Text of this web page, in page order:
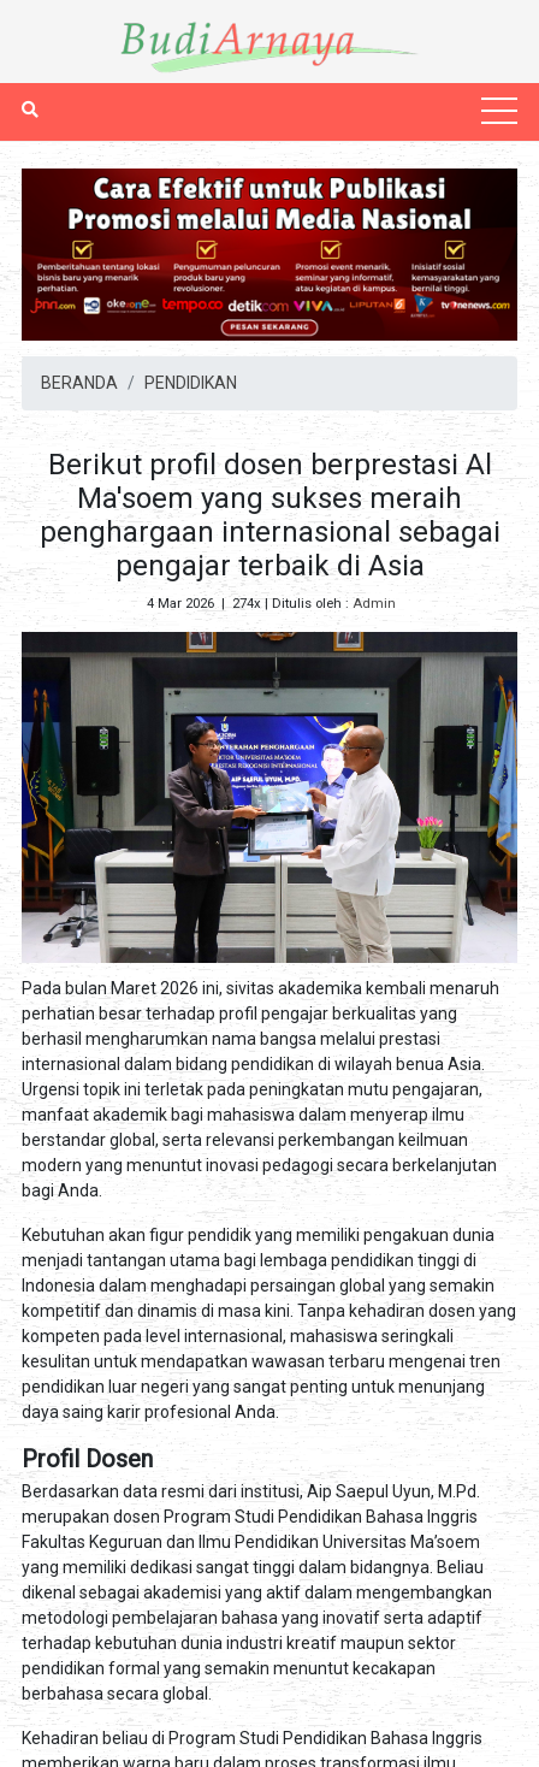
BERANDA PENDIDIKAN
Berikut profil dosen berprestasi Al
Ma'soem yang sukses meraih
penghargaan internasional sebagai
pengajar terbaik di Asia
4 Mar 2026| 274x | Ditulis oleh : Admin
Pada bulan Maret 2026 ini, sivitas akademika kembali menaruh
perhatian besar terhadap profil pengajar berkualitas yang
berhasil mengharumkan nama bangsa melalui prestasi
internasional dalam bidang pendidikan di wilayah benua Asia.
Urgensi topik ini terletak pada peningkatan mutu pengajaran,
manfaat akademik bagi mahasiswa dalam menyerap ilmu
berstandar global, serta relevansi perkembangan keilmuan
modern yang menuntut inovasi pedagogi secara berkelanjutan
bagi Anda.
Kebutuhan akan figur pendidik yang memiliki pengakuan dunia
menjadi tantangan utama bagi lembaga pendidikan tinggi di
Indonesia dalam menghadapi persaingan global yang semakin
kompetitif dan dinamis di masa kini. Tanpa kehadiran dosen yang
kompeten pada level internasional, mahasiswa seringkali
kesulitan untuk mendapatkan wawasan terbaru mengenai tren
pendidikan luar negeri yang sangat penting untuk menunjang
daya saing karir profesional Anda.
Profil Dosen
Berdasarkan data resmi dari institusi, Aip Saepul Uyun, M.Pd.
merupakan dosen Program Studi Pendidikan Bahasa Inggris
Fakultas Keguruan dan Ilmu Pendidikan Universitas Ma’soem
yang memiliki dedikasi sangat tinggi dalam bidangnya. Beliau
dikenal sebagai akademisi yang aktif dalam mengembangkan
metodologi pembelajaran bahasa yang inovatif serta adaptif
terhadap kebutuhan dunia industri kreatif maupun sektor
pendidikan formal yang semakin menuntut kecakapan
berbahasa secara global.
Kehadiran beliau di Program Studi Pendidikan Bahasa Inggris